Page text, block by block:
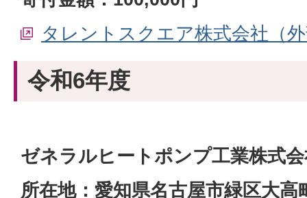
タレントスクエア株式会社（
令和6年度
ゼネラルヒートポンプ工業株式
所在地：愛知県名古屋市緑区大高